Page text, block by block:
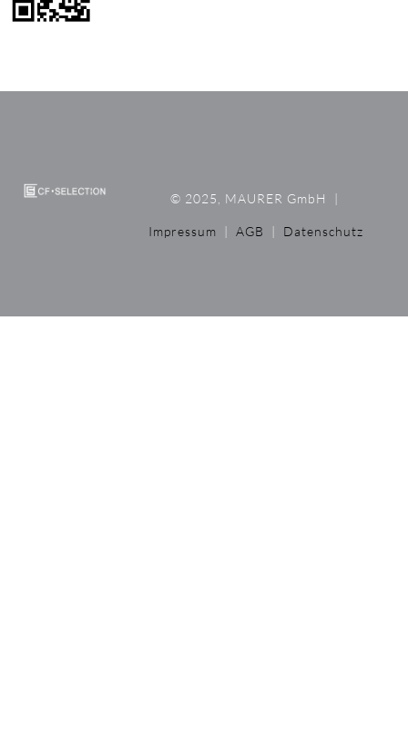
© 2025, MAURER GmbH |
Impressum | AGB | Datenschutz